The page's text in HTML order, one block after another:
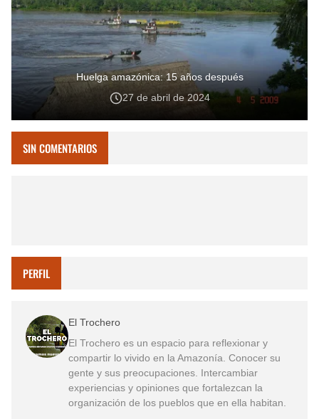
Huelga amazónica: 15 años después
27 de abril de 2024
SIN COMENTARIOS
PERFIL
El Trochero
El Trochero es un espacio para reflexionar y
compartir lo vivido en la Amazonía. Conocer su
gente y sus preocupaciones. Intercambiar
experiencias y opiniones que fortalezcan la
organización de los pueblos que en ella habitan.